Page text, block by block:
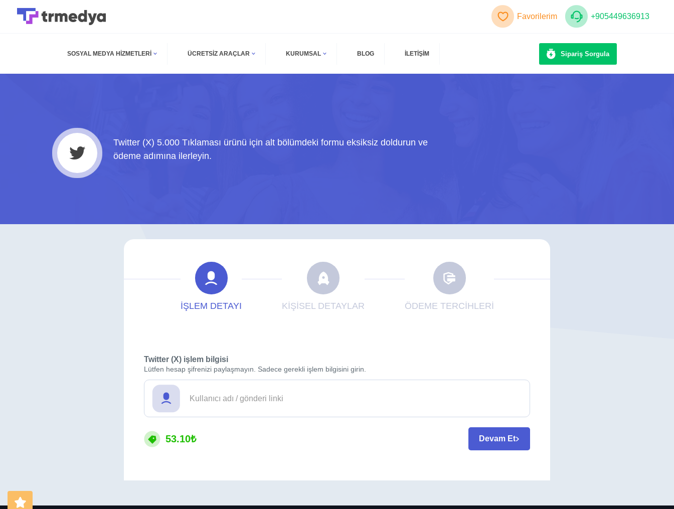
Favorilerim +905449636913
SOSYAL MEDYA HIZMETLERI ÜCRETSIZ ARAÇLAR KURUMSAL BLOG İLETİŞİM Sipariş Sorgula
Twitter (X) 5.000 Tıklaması ürünü için alt bölümdeki formu eksiksiz doldurun ve
ödeme adımına ilerleyin.
İŞLEM DETAYI KİŞİSEL DETAYLAR ÖDEME TERCİHLERİ
Twitter (X) işlem bilgisi
Lütfen hesap şifrenizi paylaşmayın. Sadece gerekli işlem bilgisini girin.
53.10₺ Devam Et